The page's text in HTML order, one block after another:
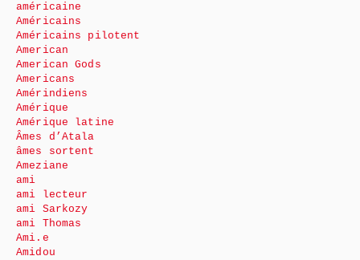
américaine
Américains
Américains pilotent
American
American Gods
Americans
Amérindiens
Amérique
Amérique latine
Âmes d’Atala
âmes sortent
Ameziane
ami
ami lecteur
ami Sarkozy
ami Thomas
Ami.e
Amidou